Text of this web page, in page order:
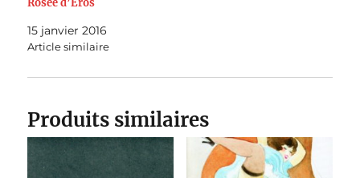
Rosée d’Eros
15 janvier 2016
Article similaire
Produits similaires